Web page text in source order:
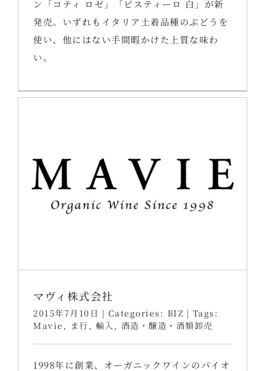
ン「コティ ロゼ」「ピスティーロ 白」が新
発売。いずれもイタリア土着品種のぶどうを
使い、他にはない手間暇かけた上質な味わ
い。
マヴィ株式会社
2015年7月10日 | Categories: BIZ | Tags:
Mavie , ま行 , 輸入 , 酒造・醸造・酒類卸売
1998年に創業、オーガニックワインのパイオ